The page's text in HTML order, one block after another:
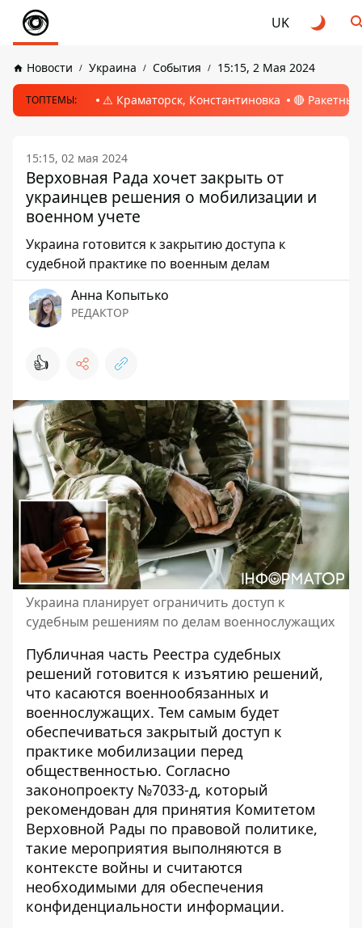
UK
Новости Украина События 15:15, 2 Мая 2024
ТОПТЕМЫ: ⚠️ Краматорск, Константиновка 🔴
15:15, 02 мая 2024
Верховная Рада хочет закрыть от
украинцев решения о мобилизации и
военном учете
Украина готовится к закрытию доступа к
судебной практике по военным делам
Анна Копытько
РЕДАКТОР
👍
Украина планирует ограничить доступ к
судебным решениям по делам военнослужащих
Публичная часть Реестра судебных
решений готовится к изъятию решений,
что касаются военнообязанных и
военнослужащих. Тем самым будет
обеспечиваться закрытый доступ к
практике мобилизации перед
общественностью. Согласно
законопроекту №7033-д, который
рекомендован для принятия Комитетом
Верховной Рады по правовой политике,
такие мероприятия выполняются в
контексте войны и считаются
необходимыми для обеспечения
конфиденциальности информации.